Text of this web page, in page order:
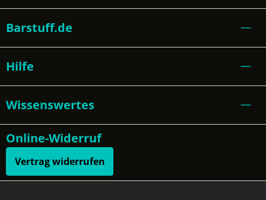
Barstuff.de
Hilfe
Wissenswertes
Online-Widerruf
Vertrag widerrufen